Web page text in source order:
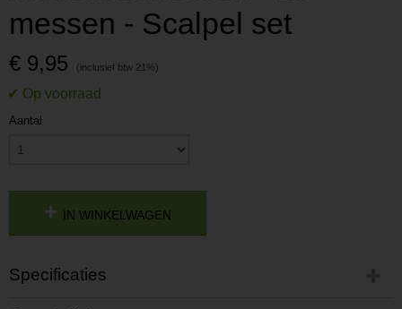
messen - Scalpel set
€ 9,95
Aantal
IN WINKELWAGEN
Specificaties